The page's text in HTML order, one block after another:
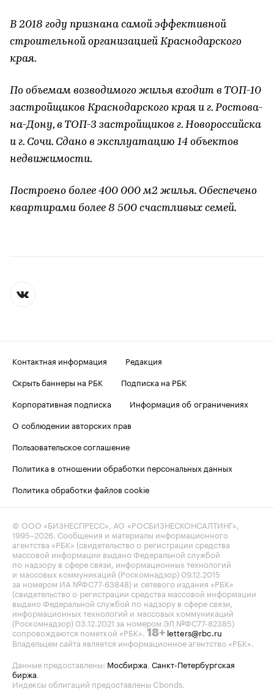
В 2018 году признана самой эффективной
строительной организацией Краснодарского
края.
По объемам возводимого жилья входит в ТОП-10
застройщиков Краснодарского края и г. Ростова-
на-Дону, в ТОП-3 застройщиков г. Новороссийска
и г. Сочи. Сдано в эксплуатацию 14 объектов
недвижимости.
Построено более 400 000 м2 жилья. Обеспечено
квартирами более 8 500 счастливых семей.
Контактная информация
Редакция
Скрыть баннеры на РБК
Подписка на РБК
Корпоративная подписка
Информация об ограничениях
О соблюдении авторских прав
Пользовательское соглашение
Политика в отношении обработки персональных данных
Политика обработки файлов cookie
© ООО «БИЗНЕСПРЕСС», АО «РОСБИЗНЕСКОНСАЛТИНГ»,
1995–2026. Сообщения и материалы информационного
агентства «РБК» (свидетельство о регистрации средства
массовой информации выдано Федеральной службой
по надзору в сфере связи, информационных технологий
и массовых коммуникаций (Роскомнадзор) 09.12.2015
за номером ИА №ФС77-63848) и сетевого издания «РБК»
(свидетельство о регистрации средства массовой информации
выдано Федеральной службой по надзору в сфере связи,
информационных технологий и массовых коммуникаций
(Роскомнадзор) 03.12.2021 за номером ЭЛ №ФС77-82385)
сопровождаются пометкой «РБК». 18+ letters@rbc.ru
Владельцем сайта является информационное агентство «РБК».
Данные предоставлены: Мосбиржа, Санкт-Петербургская
биржа.
Индексы облигаций предоставлены Cbonds.